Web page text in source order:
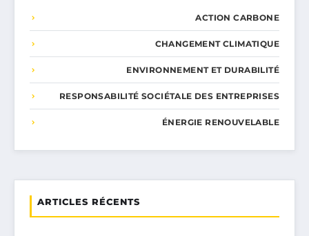
ACTION CARBONE
CHANGEMENT CLIMATIQUE
ENVIRONNEMENT ET DURABILITÉ
RESPONSABILITÉ SOCIÉTALE DES ENTREPRISES
ÉNERGIE RENOUVELABLE
ARTICLES RÉCENTS